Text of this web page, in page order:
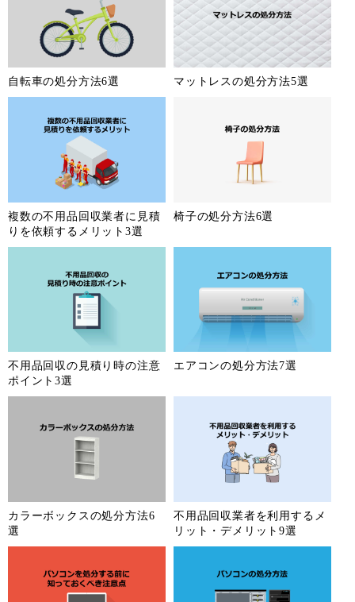
自転車の処分方法6選 マットレスの処分方法5選
複数の不用品回収業者に見積
りを依頼するメリット3選
椅子の処分方法6選
不用品回収の見積り時の注意
ポイント3選
エアコンの処分方法7選
カラーボックスの処分方法6
選
不用品回収業者を利用するメ
リット・デメリット9選